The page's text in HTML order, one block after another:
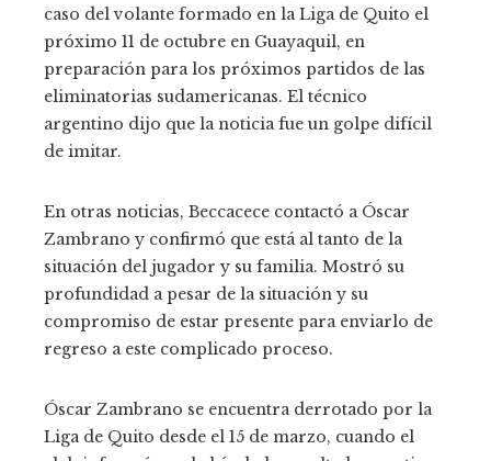
caso del volante formado en la Liga de Quito el
próximo 11 de octubre en Guayaquil, en
preparación para los próximos partidos de las
eliminatorias sudamericanas. El técnico
argentino dijo que la noticia fue un golpe difícil
de imitar.
En otras noticias, Beccacece contactó a Óscar
Zambrano y confirmó que está al tanto de la
situación del jugador y su familia. Mostró su
profundidad a pesar de la situación y su
compromiso de estar presente para enviarlo de
regreso a este complicado proceso.
Óscar Zambrano se encuentra derrotado por la
Liga de Quito desde el 15 de marzo, cuando el